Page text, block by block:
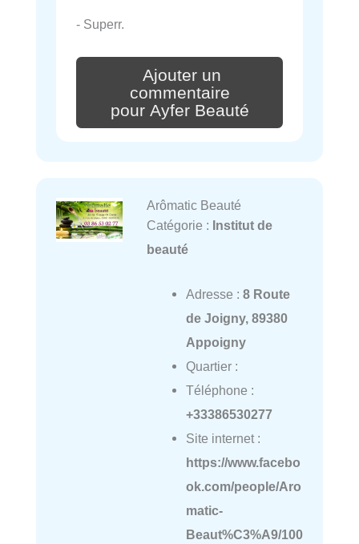
- Superr.
Ajouter un
commentaire
pour Ayfer Beauté
Arômatic Beauté
Catégorie : Institut de
beauté
Adresse : 8 Route
de Joigny, 89380
Appoigny
Quartier :
Téléphone :
+33386530277
Site internet :
https://www.facebo
ok.com/people/Aro
matic-
Beaut%C3%A9/100